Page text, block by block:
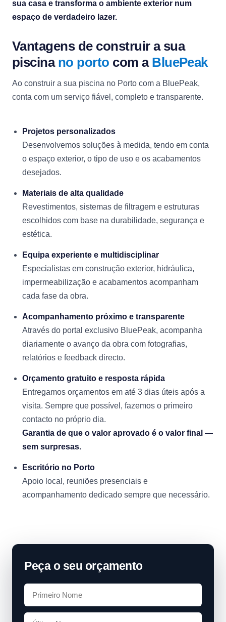
sua casa e transforma o ambiente exterior num
espaço de verdadeiro lazer.
Vantagens de construir a sua
piscina no porto com a BluePeak
Ao construir a sua piscina no Porto com a BluePeak,
conta com um serviço fiável, completo e transparente.
Projetos personalizados
Desenvolvemos soluções à medida, tendo em conta
o espaço exterior, o tipo de uso e os acabamentos
desejados.
Materiais de alta qualidade
Revestimentos, sistemas de filtragem e estruturas
escolhidos com base na durabilidade, segurança e
estética.
Equipa experiente e multidisciplinar
Especialistas em construção exterior, hidráulica,
impermeabilização e acabamentos acompanham
cada fase da obra.
Acompanhamento próximo e transparente
Através do portal exclusivo BluePeak, acompanha
diariamente o avanço da obra com fotografias,
relatórios e feedback directo.
Orçamento gratuito e resposta rápida
Entregamos orçamentos em até 3 dias úteis após a
visita. Sempre que possível, fazemos o primeiro
contacto no próprio dia.
Garantia de que o valor aprovado é o valor final —
sem surpresas.
Escritório no Porto
Apoio local, reuniões presenciais e
acompanhamento dedicado sempre que necessário.
Peça o seu orçamento